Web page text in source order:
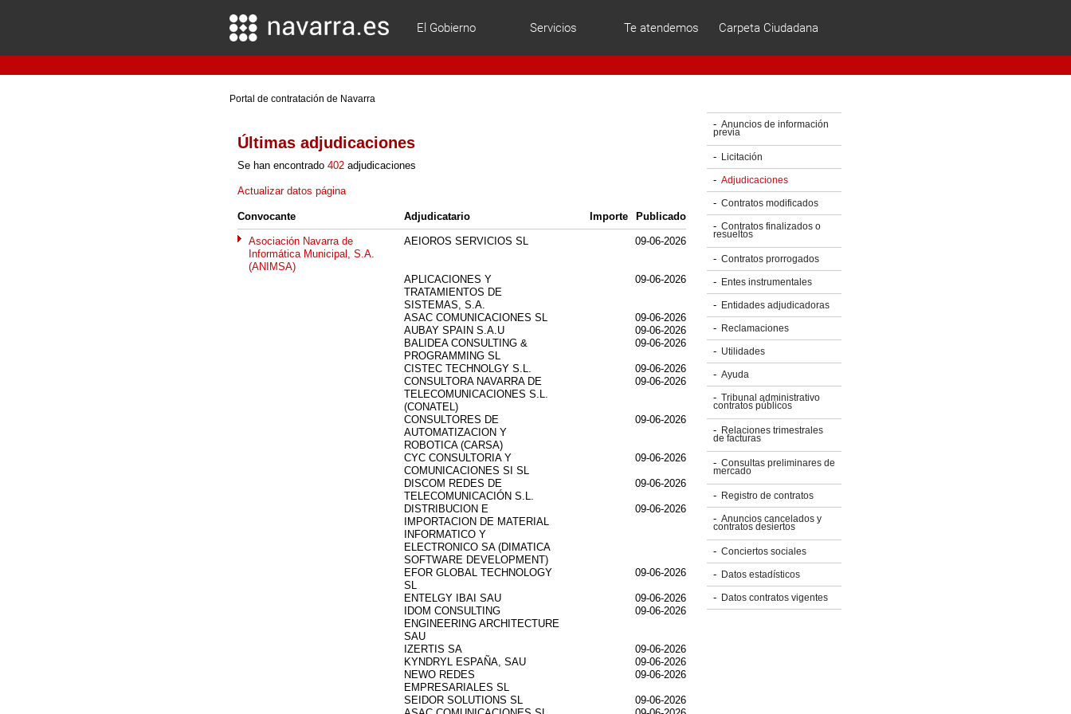
El Gobierno Servicios Te atendemos Carpeta Ciudadana
Portal de contratación de Navarra
Últimas adjudicaciones
Se han encontrado402 adjudicaciones
Actualizar datos página
Convocante Adjudicatario Importe Publicado
Asociación Navarra de
Informática Municipal, S.A.
(ANIMSA)
AEIOROS SERVICIOS SL 09-06-2026
APLICACIONES Y
TRATAMIENTOS DE
SISTEMAS, S.A.
09-06-2026
ASAC COMUNICACIONES SL
09-06-2026
AUBAY SPAIN S.A.U
09-06-2026
BALIDEA CONSULTING &
PROGRAMMING SL
09-06-2026
CISTEC TECHNOLGY S.L. 09-06-2026
CONSULTORA NAVARRA DE
TELECOMUNICACIONES S.L.
(CONATEL)
09-06-2026
CONSULTORES DE
AUTOMATIZACION Y
ROBOTICA (CARSA)
09-06-2026
CYC CONSULTORIA Y
COMUNICACIONES SI SL
09-06-2026
DISCOM REDES DE
TELECOMUNICACIÓN S.L.
09-06-2026
DISTRIBUCION E
IMPORTACION DE MATERIAL
INFORMATICO Y
ELECTRONICO SA (DIMATICA
SOFTWARE DEVELOPMENT)
09-06-2026
EFOR GLOBAL TECHNOLOGY
SL
09-06-2026
ENTELGY IBAI SAU 09-06-2026
IDOM CONSULTING
ENGINEERING ARCHITECTURE
SAU
09-06-2026
IZERTIS SA
09-06-2026
KYNDRYL ESPAÑA, SAU
09-06-2026
NEWO REDES
EMPRESARIALES SL
09-06-2026
SEIDOR SOLUTIONS SL
09-06-2026
Anuncios de información
previa
Licitación
Adjudicaciones
Contratos modificados
Contratos finalizados o
resueltos
Contratos prorrogados
Entes instrumentales
Entidades adjudicadoras
Reclamaciones
Utilidades
Ayuda
Tribunal administrativo
contratos públicos
Relaciones trimestrales
de facturas
Consultas preliminares de
mercado
Registro de contratos
Anuncios cancelados y
contratos desiertos
Conciertos sociales
Datos estadísticos
Datos contratos vigentes